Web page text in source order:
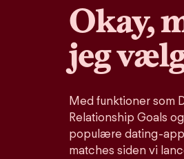
Okay,
jeg
Med funktioner som
Relationship Goals
populære dating-
matches siden vi